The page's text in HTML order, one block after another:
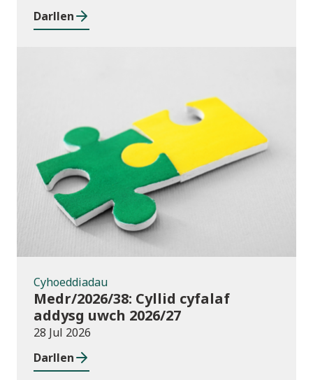
Darllen
Cyhoeddiadau
Cyhoeddiadau
Medr/2026/38: Cyllid cyfalaf
addysg uwch 2026/27
28 Jul 2026
Darllen